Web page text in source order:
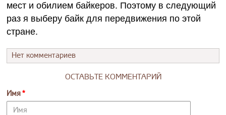
мест и обилием байкеров. Поэтому в следующий
раз я выберу байк для передвижения по этой
стране.
Нет комментариев
ОСТАВЬТЕ КОММЕНТАРИЙ
Имя